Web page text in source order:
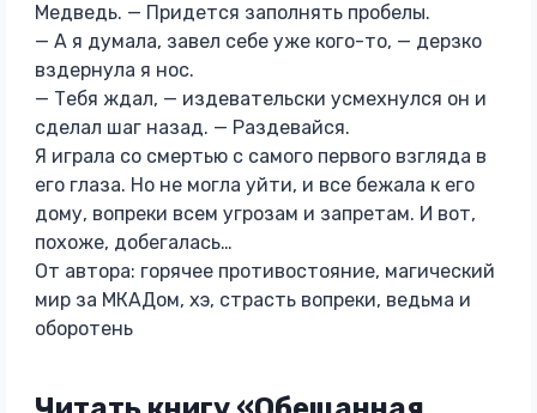
Медведь. — Придется заполнять пробелы.
— А я думала, завел себе уже кого-то, — дерзко
вздернула я нос.
— Тебя ждал, — издевательски усмехнулся он и
сделал шаг назад. — Раздевайся.
Я играла со смертью с самого первого взгляда в
его глаза. Но не могла уйти, и все бежала к его
дому, вопреки всем угрозам и запретам. И вот,
похоже, добегалась…
От автора: горячее противостояние, магический
мир за МКАДом, хэ, страсть вопреки, ведьма и
оборотень